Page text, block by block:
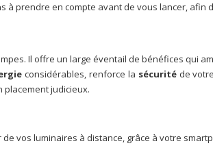
à prendre en compte avant de vous lancer, afin
Il offre un large éventail de bénéfices
considérables, renforce la sécurité de
placement judicieux.
vos luminaires à distance, grâce à votre